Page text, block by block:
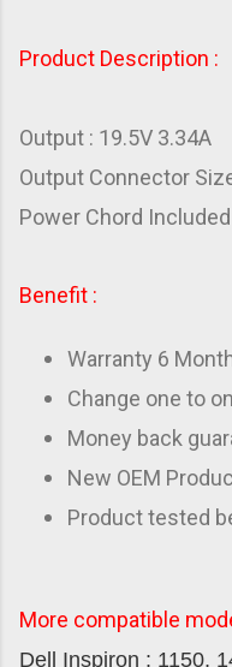
Product Description :
Output : 19.5V 3.34A
Output Connector
Power Chord Included
Benefit :
Warranty 6
Change one to
Money back
New OEM
Product tested
More compatible
Dell Inspiron : 1150,